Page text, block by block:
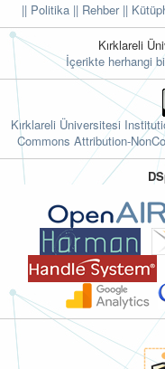
|| Politika || Rehber||
Kırklareli
İçerikte herhangi
Kırklareli Üniversitesi
Commons Attribution-